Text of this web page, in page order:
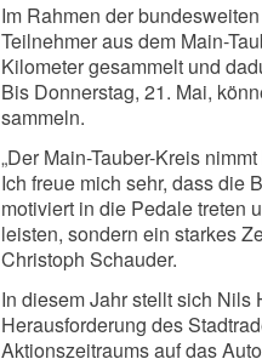
Im Rahmen der
Teilnehmer aus dem Main-
Kilometer gesammelt und
Bis Donnerstag, 21. Mai,
sammeln.
„Der Main-Tauber-Kreis
Ich freue mich sehr, dass die
motiviert in die Pedale treten
leisten, sondern ein starkes
Christoph Schauder.
In diesem Jahr stellt sich Nils
Herausforderung des
Aktionszeitraums auf das